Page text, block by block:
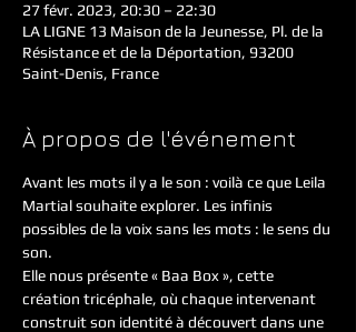
27 févr. 2023, 20:30 – 22:30
LA LIGNE 13 Maison de la Jeunesse, Pl. de la
Résistance et de la Déportation, 93200
Saint-Denis, France
À propos de l'événement
Avant les mots il y a le son : voilà ce que Leila
Martial souhaite explorer. Les infinis
possibles de la voix sans les mots : le sens du
son.
Elle nous présente « Baa Box », cette
création tricéphale, où chaque intervenant
construit son identité à découvert dans une